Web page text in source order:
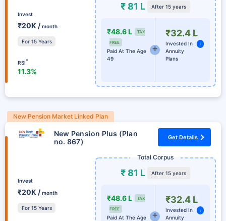
Invest
₹20K /month
For 15 Years
RSI*
11.3%
₹ 81 L After 15 years
₹48.6 L TAX
FREE
Paid At The Age
49
₹32.4 L
Invested In
Annuity
Plans
i
New Pension Market Linked Plan
New Pension Plus (Plan
no. 867)
Get Details
Invest
₹20K /month
For 15 Years
Total Corpus
₹ 81 L After 15 years
₹48.6 L TAX
FREE
Paid At The Age
₹32.4 L
Invested In
Annuity
i